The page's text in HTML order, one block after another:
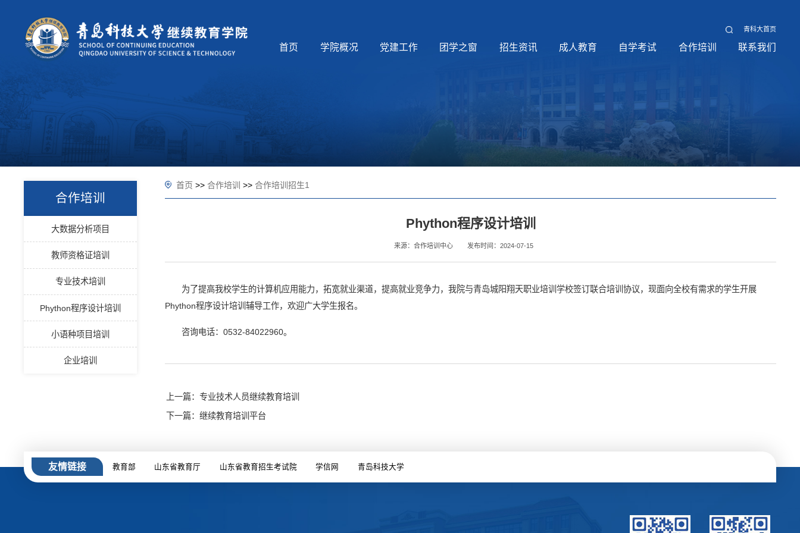
青科大首页
首页 学院概况 党建工作 团学之窗 招生资讯 成人教育 自学考试 合作培训 联系我们
合作培训
大数据分析项目
教师资格证培训
专业技术培训
Phython程序设计培训
小语种项目培训
企业培训
首页 >> 合作培训 >> 合作培训招生1
Phython程序设计培训
来源：合作培训中心 发布时间：2024-07-15
为了提高我校学生的计算机应用能力，拓宽就业渠道，提高就业竞争力，我院与青岛城阳翔天职业培训学校签订联合培训协议，现面向全校有需求的学生开展
Phython程序设计培训辅导工作，欢迎广大学生报名。
咨询电话：0532-84022960。
上一篇：专业技术人员继续教育培训
下一篇：继续教育培训平台
友情链接 教育部 山东省教育厅 山东省教育招生考试院 学信网 青岛科技大学